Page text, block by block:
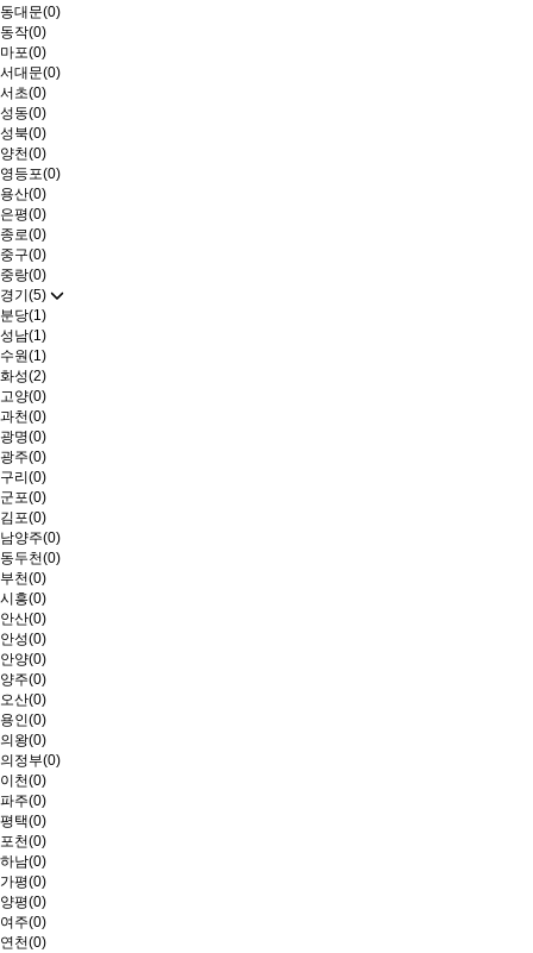
동대문(0)
동작(0)
마포(0)
서대문(0)
서초(0)
성동(0)
성북(0)
양천(0)
영등포(0)
용산(0)
은평(0)
종로(0)
중구(0)
중랑(0)
경기(5)
분당(1)
성남(1)
수원(1)
화성(2)
고양(0)
과천(0)
광명(0)
광주(0)
구리(0)
군포(0)
김포(0)
남양주(0)
동두천(0)
부천(0)
시흥(0)
안산(0)
안성(0)
안양(0)
양주(0)
오산(0)
용인(0)
의왕(0)
의정부(0)
이천(0)
파주(0)
평택(0)
포천(0)
하남(0)
가평(0)
양평(0)
여주(0)
연천(0)